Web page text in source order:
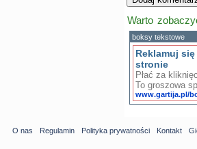
Warto
boksy tekstowe
Reklamuj
stronie
Płać za
To groszowa
www.gartija.pl/
O nas Regulamin Polityka prywatności Kontakt